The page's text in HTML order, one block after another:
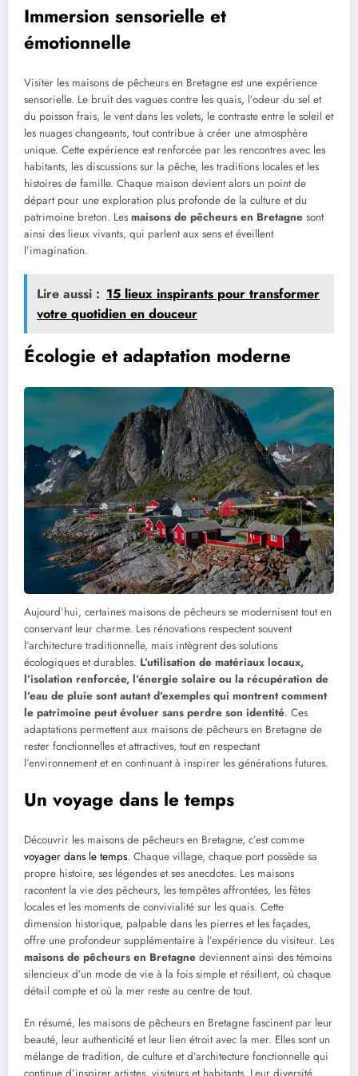
Immersion sensorielle et
émotionnelle
Visiter les maisons de pêcheurs en Bretagne est une expérience
sensorielle. Le bruit des vagues contre les quais, l’odeur du sel et
du poisson frais, le vent dans les volets, le contraste entre le soleil et
les nuages changeants, tout contribue à créer une atmosphère
unique. Cette expérience est renforcée par les rencontres avec les
habitants, les discussions sur la pêche, les traditions locales et les
histoires de famille. Chaque maison devient alors un point de
départ pour une exploration plus profonde de la culture et du
patrimoine breton. Les maisons de pêcheurs en Bretagne sont
ainsi des lieux vivants, qui parlent aux sens et éveillent
l’imagination.
Lire aussi : 15 lieux inspirants pour transformer
votre quotidien en douceur
Écologie et adaptation moderne
Aujourd’hui, certaines maisons de pêcheurs se modernisent tout en
conservant leur charme. Les rénovations respectent souvent
l’architecture traditionnelle, mais intègrent des solutions
écologiques et durables. L’utilisation de matériaux locaux,
l’isolation renforcée, l’énergie solaire ou la récupération de
l’eau de pluie sont autant d’exemples qui montrent comment
le patrimoine peut évoluer sans perdre son identité. Ces
adaptations permettent aux maisons de pêcheurs en Bretagne de
rester fonctionnelles et attractives, tout en respectant
l’environnement et en continuant à inspirer les générations futures.
Un voyage dans le temps
Découvrir les maisons de pêcheurs en Bretagne, c’est comme
voyager dans le temps. Chaque village, chaque port possède sa
propre histoire, ses légendes et ses anecdotes. Les maisons
racontent la vie des pêcheurs, les tempêtes affrontées, les fêtes
locales et les moments de convivialité sur les quais. Cette
dimension historique, palpable dans les pierres et les façades,
offre une profondeur supplémentaire à l’expérience du visiteur. Les
maisons de pêcheurs en Bretagne deviennent ainsi des témoins
silencieux d’un mode de vie à la fois simple et résilient, où chaque
détail compte et où la mer reste au centre de tout.
En résumé, les maisons de pêcheurs en Bretagne fascinent par leur
beauté, leur authenticité et leur lien étroit avec la mer. Elles sont un
mélange de tradition, de culture et d’architecture fonctionnelle qui